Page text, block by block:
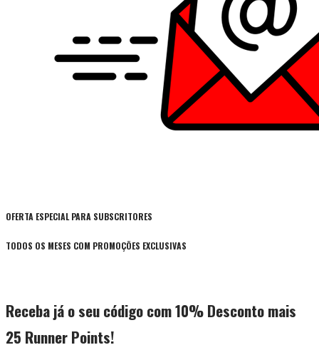
OFERTA ESPECIAL PARA SUBSCRITORES
TODOS OS MESES COM PROMOÇÕES EXCLUSIVAS
Receba já o seu código com 10% Desconto mais
25 Runner Points!